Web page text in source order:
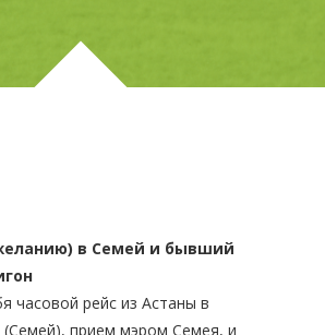
в Семей и бывший
часовой рейс из Астаны в
(Семей), прием мэром Семея, и